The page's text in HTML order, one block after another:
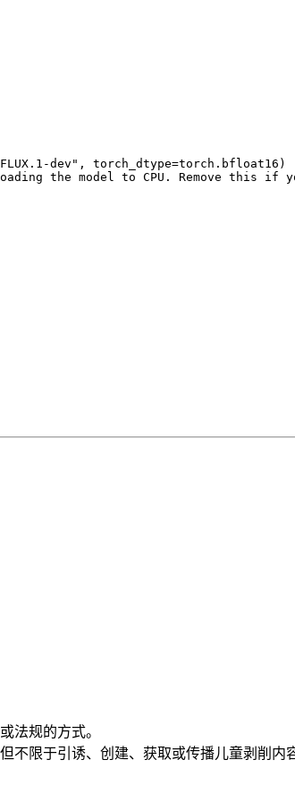
dev", torch_dtype=torch.bfloat16)
the model to CPU. Remove this if
法规的方式。
不限于引诱、创建、获取或传播儿童剥削内